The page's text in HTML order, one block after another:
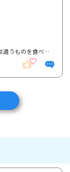
続けての質問お許しください。 元日に、いつもとは違うものを食べたせいか夜にお腹ぎ痛くなりました。...